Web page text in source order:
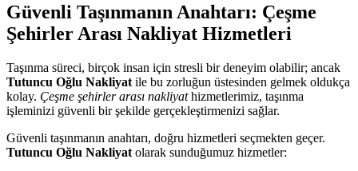
Güvenli Taşınmanın Anahtarı: Çeşme
Şehirler Arası Nakliyat Hizmetleri
Taşınma süreci, birçok insan için stresli bir deneyim olabilir; ancak
Tutuncu Oğlu Nakliyat ile bu zorluğun üstesinden gelmek oldukça
kolay. Çeşme şehirler arası nakliyathizmetlerimiz, taşınma
işleminizi güvenli bir şekilde gerçekleştirmenizi sağlar.
Güvenli taşınmanın anahtarı, doğru hizmetleri seçmekten geçer.
Tutuncu Oğlu Nakliyat olarak sunduğumuz hizmetler: